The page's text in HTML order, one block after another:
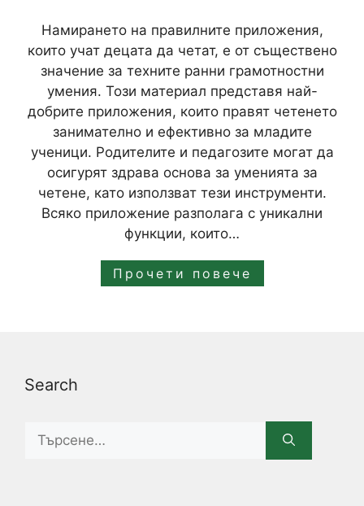
Намирането на правилните приложения,
които учат децата да четат, е от съществено
значение за техните ранни грамотностни
умения. Този материал представя най-
добрите приложения, които правят четенето
занимателно и ефективно за младите
ученици. Родителите и педагозите могат да
осигурят здрава основа за уменията за
четене, като използват тези инструменти.
Всяко приложение разполага с уникални
функции, които…
Прочети повече
Search
for: